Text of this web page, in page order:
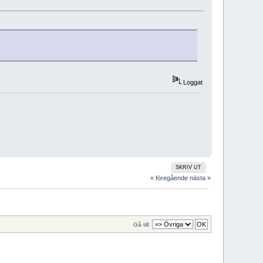
Loggat
SKRIV UT
« föregående nästa »
Gå till: